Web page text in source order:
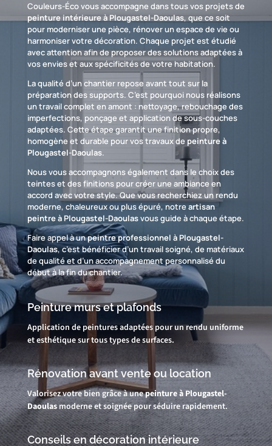
Couleurs-Éco vous accompagne dans tous vos projets de
peinture intérieure à Plougastel-Daoulas, que ce soit
pour moderniser une pièce, rénover un espace de vie ou
harmoniser votre décoration. Chaque projet est étudié
avec attention afin de proposer des solutions adaptées à
vos envies et aux spécificités de votre habitation.
La qualité d’un chantier repose avant tout sur la
préparation des supports. C’est pourquoi nous réalisons
un travail complet en amont : nettoyage, rebouchage des
imperfections, ponçage et application de sous-couches
adaptées. Cette étape garantit une finition propre,
homogène et durable pour vos travaux de peinture à
Plougastel-Daoulas.
Nous vous accompagnons également dans le choix des
teintes et des finitions pour créer une ambiance en
accord avec votre style. Que vous recherchiez un rendu
moderne, chaleureux ou plus épuré, notreartisan
peintre à Plougastel-Daoulasvous guide à chaque étape.
Faire appel à unpeintre professionnel à Plougastel-
Daoulas, c’est bénéficier d’un travail soigné, de matériaux
de qualité et d’un accompagnement personnalisé du
début à la fin du chantier.
Peinture murs et plafonds
Application de peintures adaptées pour un rendu uniforme
et esthétique sur tous types de surfaces.
Rénovation avant vente ou location
Valorisez votre bien grâce à unepeinture à Plougastel-
Daoulasmoderne et soignée pour séduire rapidement.
Conseils en décoration intérieure